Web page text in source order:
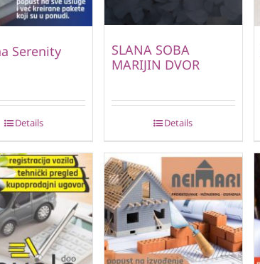
Serenity
Details
SLANA SOBA
MARIJIN DVOR
Details